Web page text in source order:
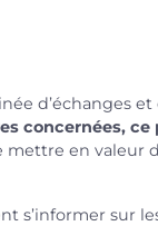
d’échanges
concernées,
mettre en valeur
s’informer sur